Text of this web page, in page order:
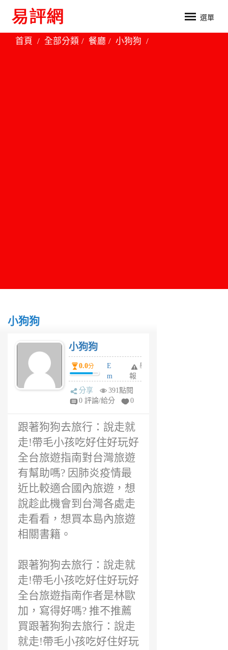
選單
首頁 全部分類 餐廳 小狗狗
小狗狗
小狗狗
0.0分
E
m
m
m
年
前
舉
報
分享
391點閱
0 評論/給分
0
跟著狗狗去旅行：說走就
走!帶毛小孩吃好住好玩好
全台旅遊指南對台灣旅遊
有幫助嗎? 因肺炎疫情最
近比較適合國內旅遊，想
說趁此機會到台灣各處走
走看看，想買本島內旅遊
相關書籍。
跟著狗狗去旅行：說走就
走!帶毛小孩吃好住好玩好
全台旅遊指南作者是林歐
加，寫得好嗎? 推不推薦
買跟著狗狗去旅行：說走
就走!帶毛小孩吃好住好玩